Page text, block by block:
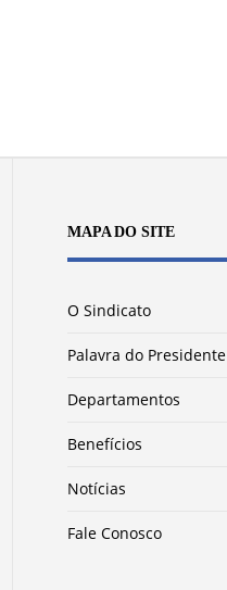
MAPA DO SITE
O Sindicato
Palavra do Presidente
Departamentos
Benefícios
Notícias
Fale Conosco